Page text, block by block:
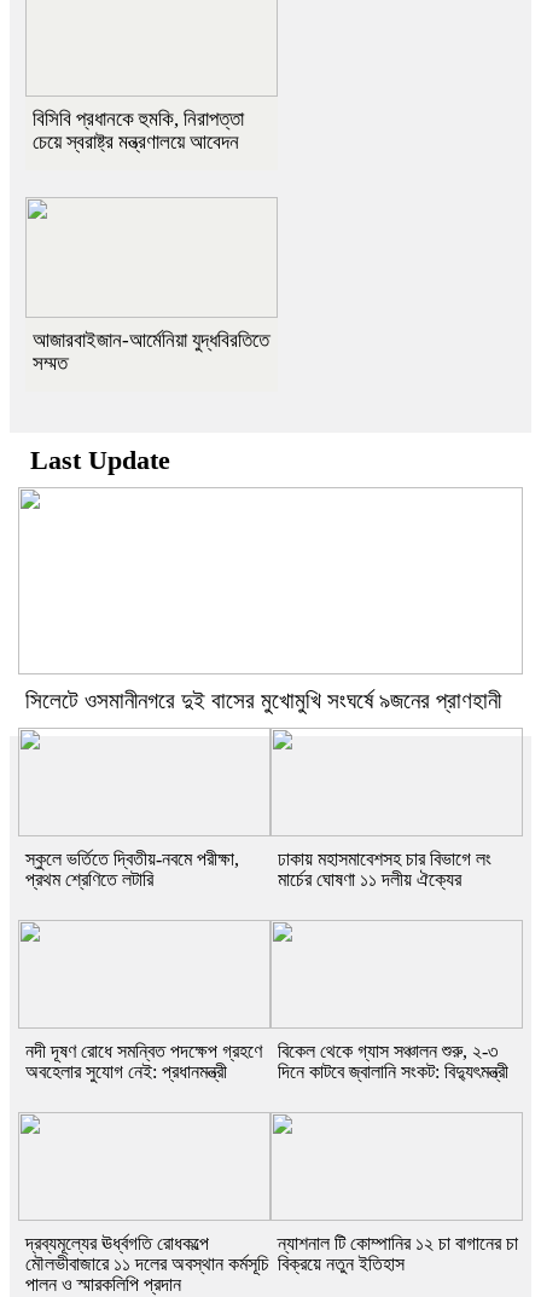
বিসিবি প্রধানকে হুমকি, নিরাপত্তা
চেয়ে স্বরাষ্ট্র মন্ত্রণালয়ে আবেদন
আজারবাইজান-আর্মেনিয়া যুদ্ধবিরতিতে
সম্মত
Last Update
সিলেটে ওসমানীনগরে দুই বাসের মুখোমুখি সংঘর্ষে ৯জনের প্রাণহানী
স্কুলে ভর্তিতে দ্বিতীয়-নবমে পরীক্ষা,
প্রথম শ্রেণিতে লটারি
ঢাকায় মহাসমাবেশসহ চার বিভাগে লং
মার্চের ঘোষণা ১১ দলীয় ঐক্যের
নদী দূষণ রোধে সমন্বিত পদক্ষেপ গ্রহণে
অবহেলার সুযোগ নেই: প্রধানমন্ত্রী
বিকেল থেকে গ্যাস সঞ্চালন শুরু, ২-৩
দিনে কাটবে জ্বালানি সংকট: বিদ্যুৎমন্ত্রী
দ্রব্যমূল্যের ঊর্ধ্বগতি রোধকল্পে
মৌলভীবাজারে ১১ দলের অবস্থান কর্মসূচি
পালন ও স্মারকলিপি প্রদান
ন্যাশনাল টি কোম্পানির ১২ চা বাগানের চা
বিক্রয়ে নতুন ইতিহাস